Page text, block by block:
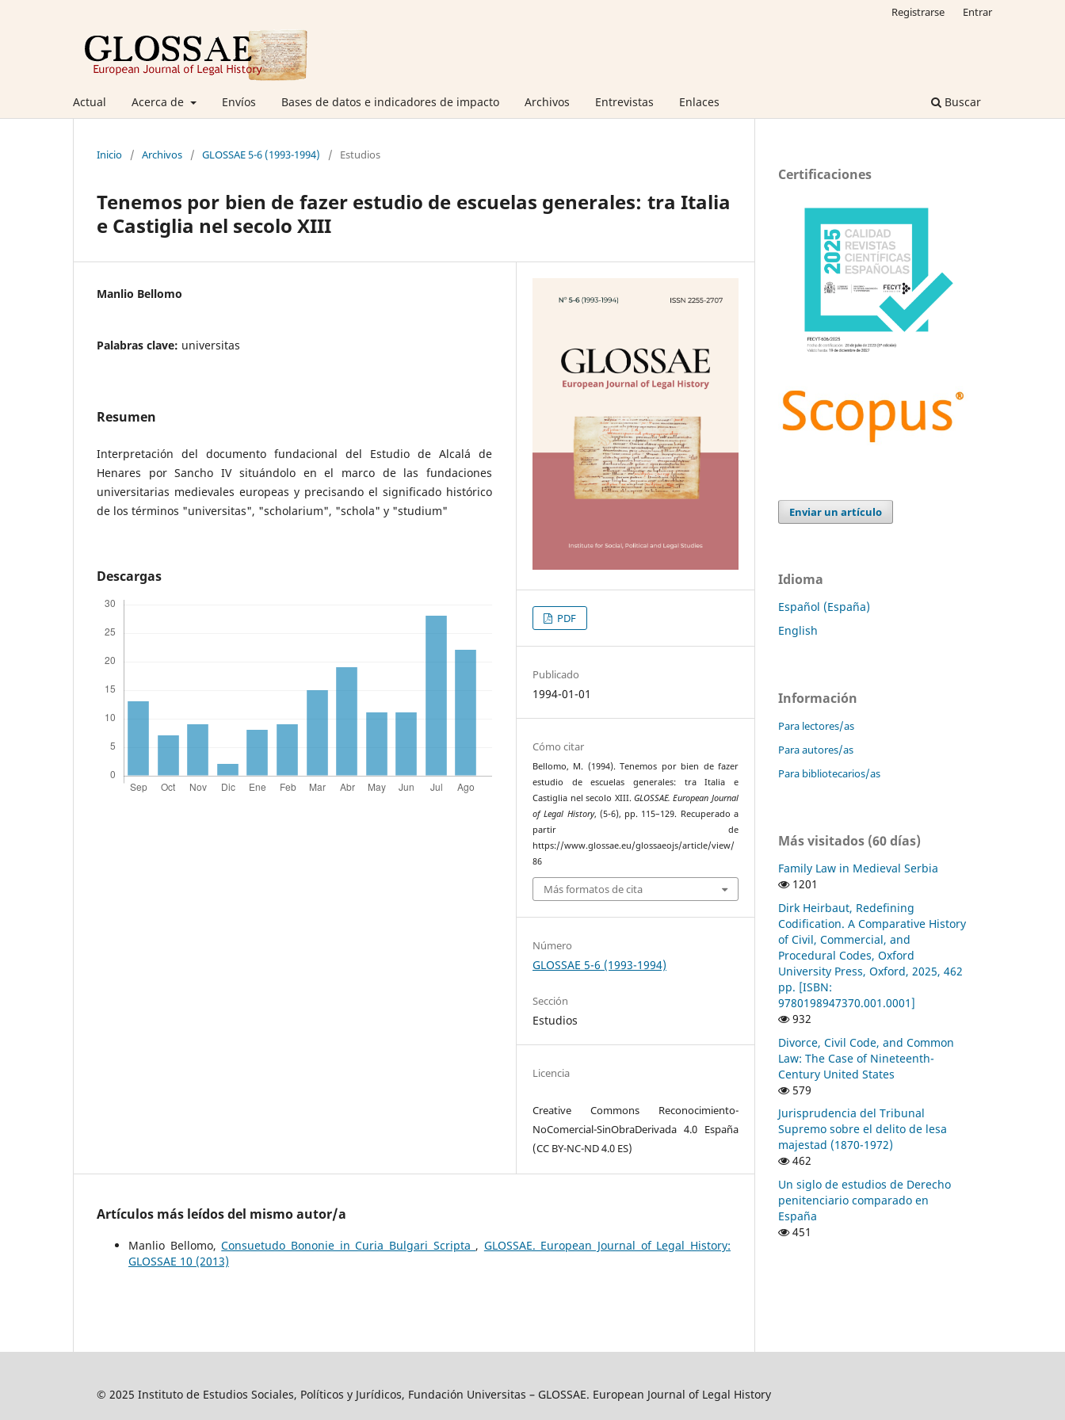
Actual Acerca de Envíos Bases de datos e indicadores de impacto Archivos Entrevistas Enlaces Buscar
Registrarse Entrar
Inicio / Archivos / GLOSSAE 5-6 (1993-1994) / Estudios
Tenemos por bien de fazer estudio de escuelas generales: tra Italia
e Castiglia nel secolo XIII
Manlio Bellomo
Palabras clave: universitas
Resumen
Interpretación del documento fundacional del Estudio de Alcalá de
Henares por Sancho IV situándolo en el marco de las fundaciones
universitarias medievales europeas y precisando el significado histórico
de los términos "universitas", "scholarium", "schola" y "studium"
Descargas
PDF
Publicado
1994-01-01
Cómo citar
Bellomo, M. (1994). Tenemos por bien de fazer
estudio de escuelas generales: tra Italia e
Castiglia nel secolo XIII. GLOSSAE. European Journal
of Legal History, (5-6), pp. 115–129. Recuperado a
partir de
https://www.glossae.eu/glossaeojs/article/view/
86
Más formatos de cita
Número
GLOSSAE 5-6 (1993-1994)
Sección
Estudios
Licencia
Creative Commons Reconocimiento-
NoComercial-SinObraDerivada 4.0 España
(CC BY-NC-ND 4.0 ES)
Artículos más leídos del mismo autor/a
Manlio Bellomo,Consuetudo Bononie in Curia Bulgari Scripta , GLOSSAE. European Journal of Legal History:
GLOSSAE 10 (2013)
Certificaciones
Enviar un artículo
Idioma
Español (España)
English
Información
Para lectores/as
Para autores/as
Para bibliotecarios/as
Más visitados (60 días)
Family Law in Medieval Serbia
1201
Dirk Heirbaut, Redefining
Codification. A Comparative History
of Civil, Commercial, and
Procedural Codes, Oxford
University Press, Oxford, 2025, 462
pp. [ISBN:
9780198947370.001.0001]
932
Divorce, Civil Code, and Common
Law: The Case of Nineteenth-
Century United States
579
Jurisprudencia del Tribunal
Supremo sobre el delito de lesa
majestad (1870-1972)
462
Un siglo de estudios de Derecho
penitenciario comparado en
España
451
© 2025 Instituto de Estudios Sociales, Políticos y Jurídicos, Fundación Universitas – GLOSSAE. European Journal of Legal History